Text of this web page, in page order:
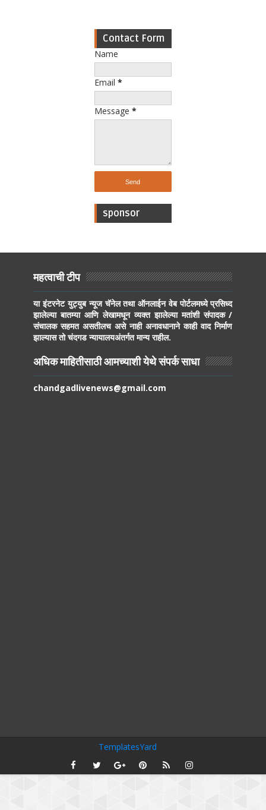
Contact Form
Name
Email *
Message *
sponsor
महत्वाची टीप
या इंटरनेट युट्युब न्यूज चॅनेल तथा ऑनलाईन वेब पोर्टलमध्ये प्रसिध्द
झालेल्या बातम्या आणि लेखामधून व्यक्त झालेल्या मतांशी संपादक /
संचालक सहमत असतीलच असे नाही अनावधानाने काही वाद निर्माण
झाल्यास तो चंदगड न्यायालयअंतर्गत मान्य राहील.
अधिक माहितीसाठी आमच्याशी येथे संपर्क साधा
chandgadlivenews@gmail.com